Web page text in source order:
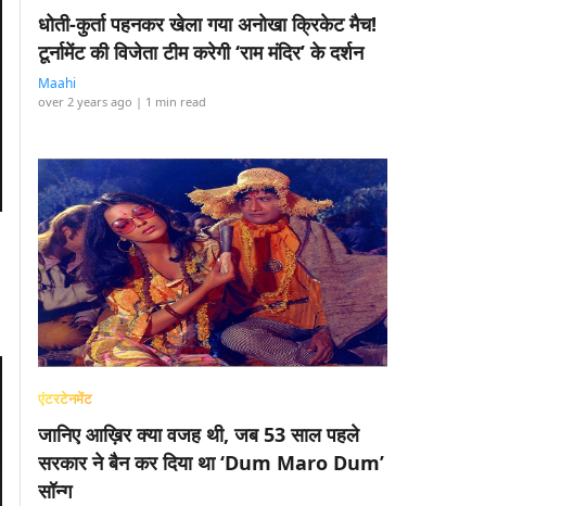
धोती-कुर्ता पहनकर खेला गया अनोखा क्रिकेट मैच!
टूर्नामेंट की विजेता टीम करेगी ‘राम मंदिर’ के दर्शन
Maahi
over 2 years ago | 1 min read
एंटरटेनमेंट
जानिए आख़िर क्या वजह थी, जब 53 साल पहले
सरकार ने बैन कर दिया था ‘Dum Maro Dum’
सॉन्ग